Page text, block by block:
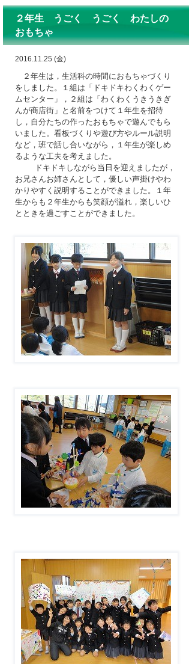
２年生 うごく うごく わたしの
おもちゃ
2016.11.25 (金)
２年生は，生活科の時間におもちゃづくり
をしました。１組は「ドキドキわくわくゲー
ムセンター」，２組は「わくわくうきうきぎ
んが商店街」と名前をつけて１年生を招待
し，自分たちの作ったおもちゃで遊んでもら
いました。看板づくりや遊び方やルール説明
など，班で話し合いながら，１年生が楽しめ
るような工夫を考えました。
ドキドキしながら当日を迎えましたが，
お兄さんお姉さんとして，優しい声掛けやわ
かりやすく説明することができました。１年
生からも２年生からも笑顔が溢れ，楽しいひ
とときを過ごすことができました。